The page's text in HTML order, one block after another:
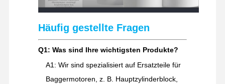
mehr als 30 mm
Häufig gestellte Fragen
Q1: Was sind Ihre wichtigsten Produkte?
A1: Wir sind spezialisiert auf Ersatzteile für
Baggermotoren, z. B. Hauptzylinderblock,